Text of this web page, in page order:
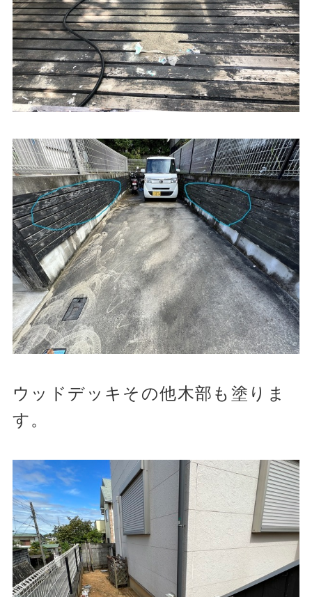
ウッドデッキその他木部も塗りま
す。